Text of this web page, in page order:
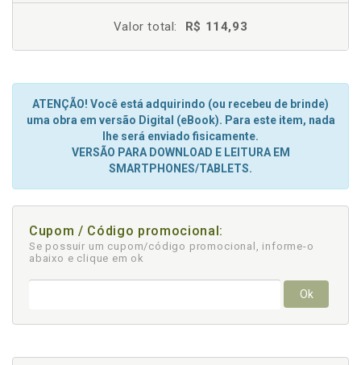
Valor total: R$ 114,93
ATENÇÃO! Você está adquirindo (ou recebeu de brinde)
uma obra em versão Digital (eBook). Para este item, nada
lhe será enviado fisicamente.
VERSÃO PARA DOWNLOAD E LEITURA EM
SMARTPHONES/TABLETS.
Cupom / Código promocional:
Se possuir um cupom/código promocional, informe-o
abaixo e clique em ok
Ok